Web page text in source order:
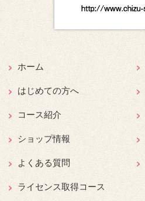
ホーム
はじめての方へ
コース紹介
ショップ情報
よくある質問
ライセンス取得コース